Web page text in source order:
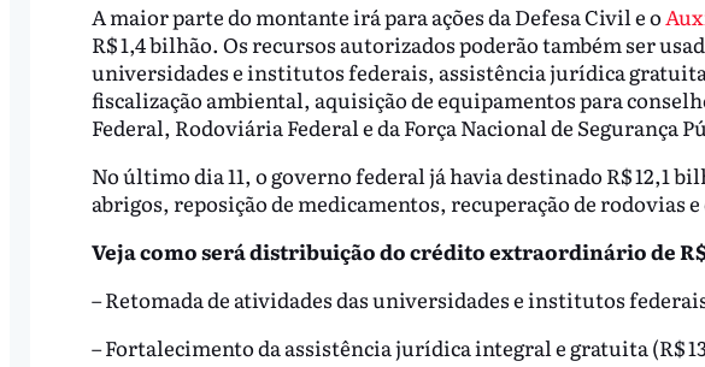
A maior parte do montante irá para ações da Defesa Civil e o
R$ 1,4 bilhão. Os recursos autorizados poderão também ser
universidades e institutos federais, assistência jurídica
fiscalização ambiental, aquisição de equipamentos para
Federal, Rodoviária Federal e da Força Nacional de Segurança
No último dia 11, o governo federal já havia destinado R$ 12,1
abrigos, reposição de medicamentos, recuperação de rodovias
Veja como será distribuição do crédito extraordinário de
– Retomada de atividades das universidades e institutos
– Fortalecimento da assistência jurídica integral e gratuita (R$